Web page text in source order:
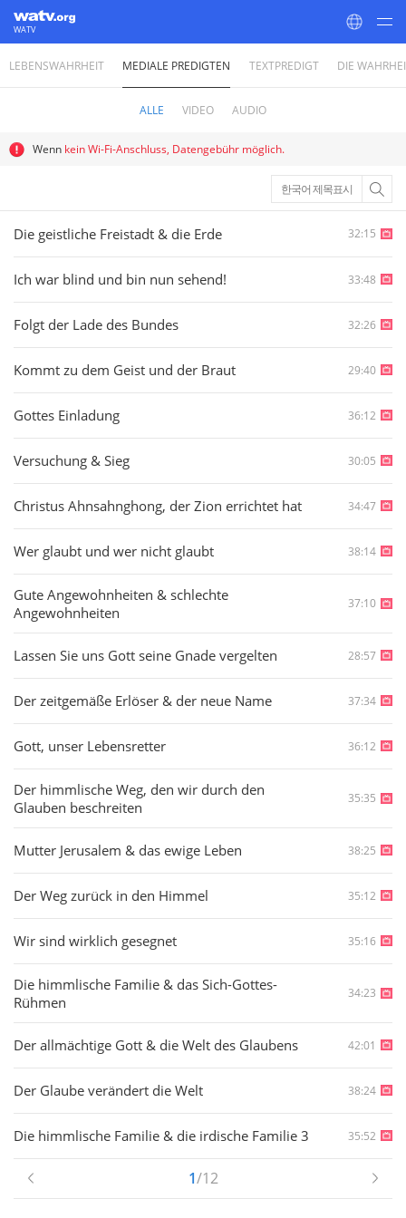
WATV
World Mission Society Church of God
LEBENSWAHRHEIT MEDIALE PREDIGTEN TEXTPREDIGT DIE
ALLE VIDEO AUDIO
Wenn kein Wi-Fi-Anschluss, Datengebühr möglich.
한국어 제목표시
Die geistliche Freistadt & die Erde 32:15
Ich war blind und bin nun sehend! 33:48
Folgt der Lade des Bundes 32:26
Kommt zu dem Geist und der Braut 29:40
Gottes Einladung 36:12
Versuchung & Sieg 30:05
Christus Ahnsahnghong, der Zion errichtet hat 34:47
Wer glaubt und wer nicht glaubt 38:14
Gute Angewohnheiten & schlechte
Angewohnheiten
37:10
Lassen Sie uns Gott seine Gnade vergelten 28:57
Der zeitgemäße Erlöser & der neue Name 37:34
Gott, unser Lebensretter 36:12
Der himmlische Weg, den wir durch den
Glauben beschreiten
35:35
Mutter Jerusalem & das ewige Leben 38:25
Der Weg zurück in den Himmel 35:12
Wir sind wirklich gesegnet 35:16
Die himmlische Familie & das Sich-Gottes-
Rühmen
34:23
Der allmächtige Gott & die Welt des Glaubens 42:01
Der Glaube verändert die Welt 38:24
Die himmlische Familie & die irdische Familie 3 35:52
1/12